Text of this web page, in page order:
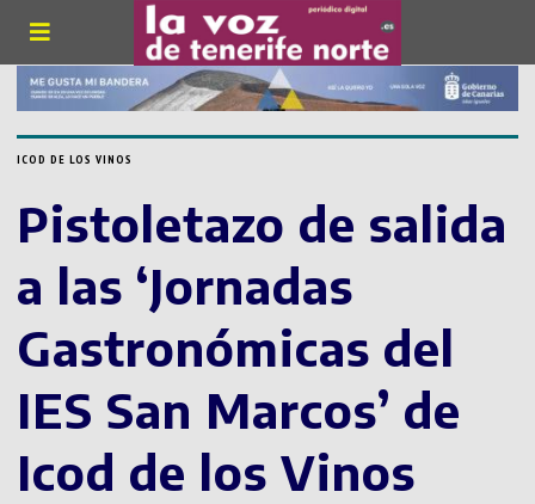
ICOD DE LOS VINOS
Pistoletazo de salida
a las ‘Jornadas
Gastronómicas del
IES San Marcos’ de
Icod de los Vinos